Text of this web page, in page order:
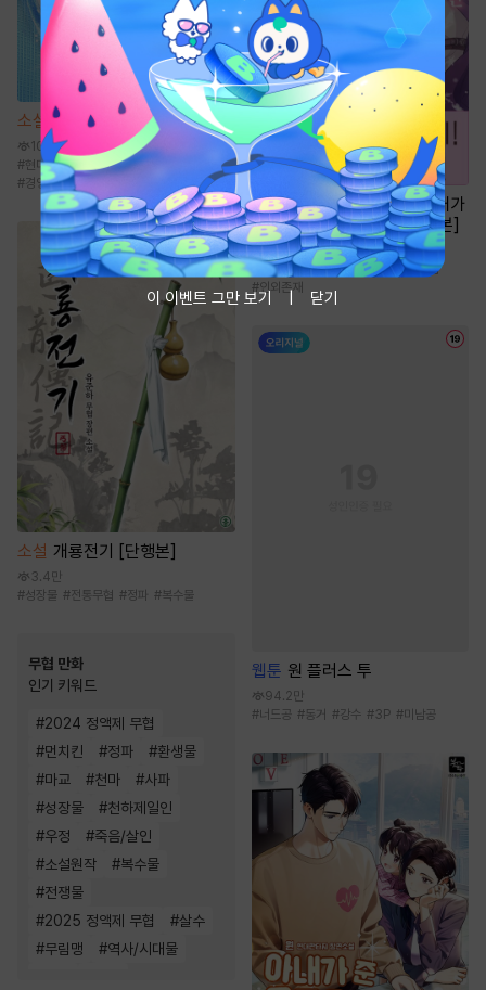
소설 차원여행자의 경제학개론
10.8만
#현대판타지 재벌물 #주식/투자
#경영/기업
소설 개룡전기 [단행본]
3.4만
#성장물 #전통무협 #정파 #복수물
무협 만화
인기 키워드
#2024 정액제 무협
#먼치킨 #정파 #환생물
#마교 #천마 #사파
#성장물 #천하제일인
#우정 #죽음/살인
#소설원작 #복수물
#전쟁물
#2025 정액제 무협 #살수
#무림맹 #역사/시대물
만화 [일권만] 죽을 뻔한 늑대가
운명의 짝이 되기까지 [단행본]
1천
이세계물 #평범녀 # 집착남 #다정남
#인외존재
웹툰 원 플러스 투
94.2만
#너드공 #동거 #강수 #3P #미남공
이 이벤트 그만 보기 닫기